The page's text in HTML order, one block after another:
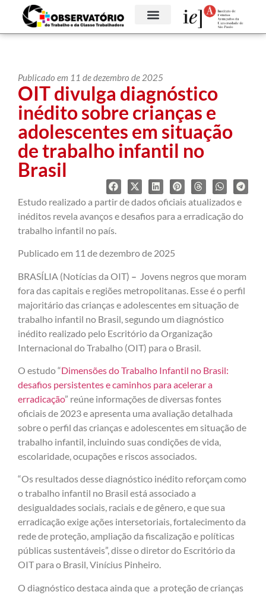
Publicado em 11 de dezembro de 2025
OIT divulga diagnóstico
inédito sobre crianças e
adolescentes em situação
de trabalho infantil no
Brasil
Estudo realizado a partir de dados oficiais atualizados e
inéditos revela avanços e desafios para a erradicação do
trabalho infantil no país.
Publicado em 11 de dezembro de 2025
BRASÍLIA (Notícias da OIT) – Jovens negros que moram
fora das capitais e regiões metropolitanas. Esse é o perfil
majoritário das crianças e adolescentes em situação de
trabalho infantil no Brasil, segundo um diagnóstico
inédito realizado pelo Escritório da Organização
Internacional do Trabalho (OIT) para o Brasil.
O estudo “Dimensões do Trabalho Infantil no Brasil:
desafios persistentes e caminhos para acelerar a
erradicação” reúne informações de diversas fontes
oficiais de 2023 e apresenta uma avaliação detalhada
sobre o perfil das crianças e adolescentes em situação de
trabalho infantil, incluindo suas condições de vida,
escolaridade, ocupações e riscos associados.
“Os resultados desse diagnóstico inédito reforçam como
o trabalho infantil no Brasil está associado a
desigualdades sociais, raciais e de gênero, e que sua
erradicação exige ações intersetoriais, fortalecimento da
rede de proteção, ampliação da fiscalização e políticas
públicas sustentáveis”, disse o diretor do Escritório da
OIT para o Brasil, Vinícius Pinheiro.
O diagnóstico destaca ainda que a proteção de crianças